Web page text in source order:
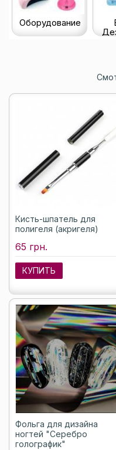
Оборудование
Кисть-шпатель для
полигеля (акригеля)
65 грн.
КУПИТЬ
Фольга для дизайна
ногтей "Серебро
голографик"